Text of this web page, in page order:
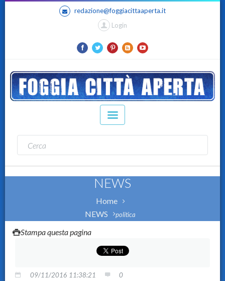
redazione@foggiacittaaperta.it
Login
NEWS
Home
NEWS
politica
Stampa questa pagina
09/11/2016 11:38:21 0